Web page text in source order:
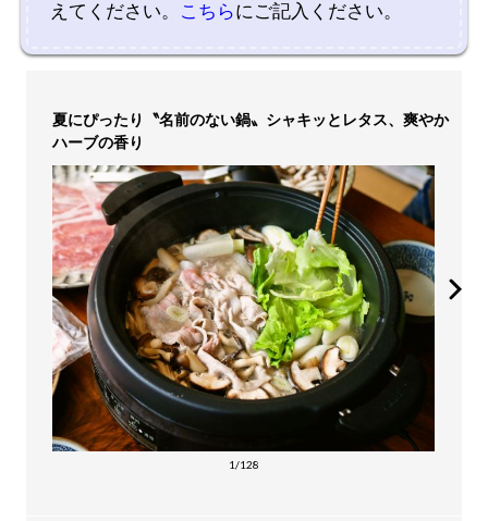
えてください。
こちらにご記入ください。
夏にぴったり〝名前のない鍋〟シャキッとレタス、爽やか
ハーブの香り
1/128